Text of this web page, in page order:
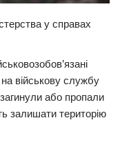
у справах
військову службу
загинули або пропали
залишати територію